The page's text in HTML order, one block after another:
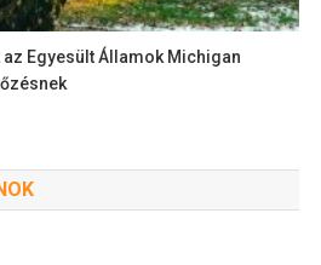
Egyesült Államok Michigan